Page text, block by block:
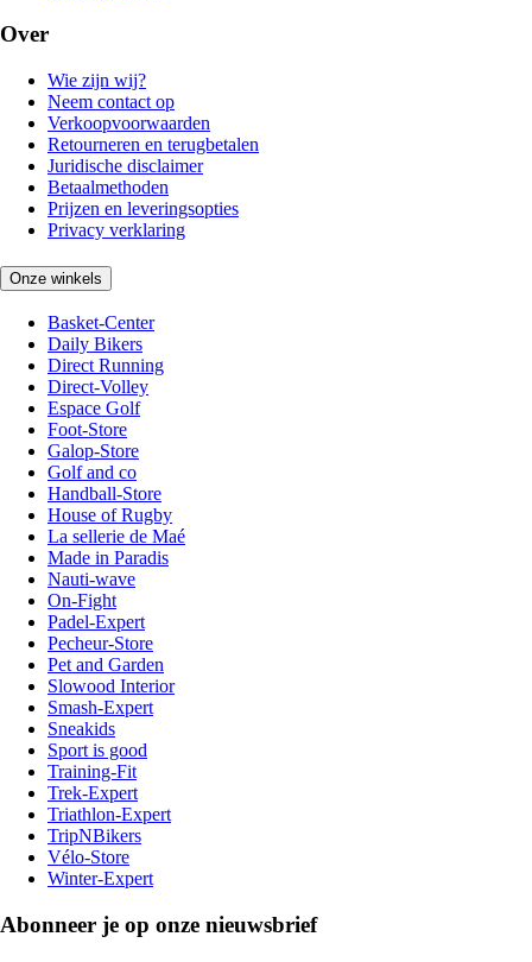
Over
Wie zijn wij?
Neem contact op
Verkoopvoorwaarden
Retourneren en terugbetalen
Juridische disclaimer
Betaalmethoden
Prijzen en leveringsopties
Privacy verklaring
Onze winkels
Basket-Center
Daily Bikers
Direct Running
Direct-Volley
Espace Golf
Foot-Store
Galop-Store
Golf and co
Handball-Store
House of Rugby
La sellerie de Maé
Made in Paradis
Nauti-wave
On-Fight
Padel-Expert
Pecheur-Store
Pet and Garden
Slowood Interior
Smash-Expert
Sneakids
Sport is good
Training-Fit
Trek-Expert
Triathlon-Expert
TripNBikers
Vélo-Store
Winter-Expert
Abonneer je op onze nieuwsbrief